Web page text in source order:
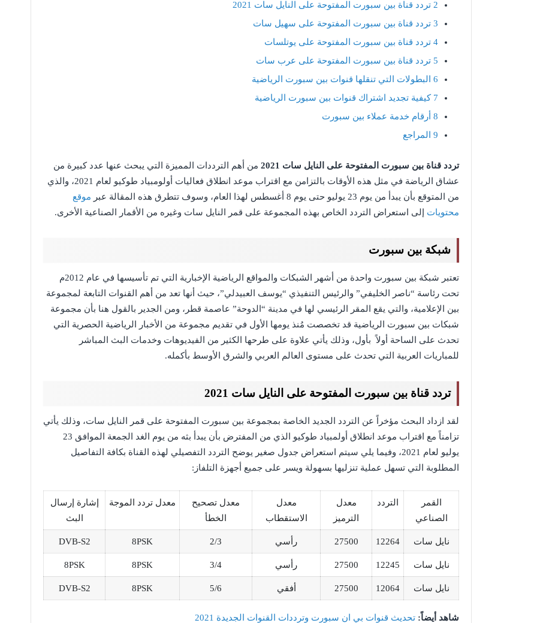
2 تردد قناة بين سبورت المفتوحة على النايل سات 2021
3 تردد قناة بين سبورت المفتوحة على سهيل سات
4 تردد قناة بين سبورت المفتوحة على يوتلسات
5 تردد قناة بين سبورت المفتوحة على عرب سات
6 البطولات التي تنقلها قنوات بين سبورت الرياضية
7 كيفية تجديد اشتراك قنوات بين سبورت الرياضية
8 أرقام خدمة عملاء بين سبورت
9 المراجع
تردد قناة بين سبورت المفتوحة على النايل سات 2021
من أهم الترددات المميزة التي يبحث عنها عدد كبيرة من
عشاق الرياضة في مثل هذه الأوقات بالتزامن مع اقتراب موعد انطلاق فعاليات أولومبياد طوكيو لعام 2021، والذي
من المتوقع بأن يبدأ من يوم 23 يوليو حتى يوم 8 أغسطس لهذا العام، وسوف تتطرق هذه المقالة عبر
موقع
محتويات إلى استعراض التردد الخاص بهذه المجموعة على قمر النايل سات وغيره من الأقمار الصناعية الأخرى.
شبكة بين سبورت
تعتبر شبكة بين سبورت واحدة من أشهر الشبكات والمواقع الرياضية الإخبارية التي تم تأسيسها في عام 2012م
تحت رئاسة “ناصر الخليفي” والرئيس التنفيذي “يوسف العبيدلي”، حيث أنها تعد من أهم القنوات التابعة لمجموعة
بين الإعلامية، والتي يقع المقر الرئيسي لها في مدينة “الدوحة” عاصمة قطر، ومن الجدير بالقول هنا بأن مجموعة
شبكات بين سبورت الرياضية قد تخصصت مُنذ يومها الأول في تقديم مجموعة من الأخبار الرياضية الحصرية التي
تحدث على الساحة أولاً بأول، وذلك يأتي علاوة على طرحها الكثير من الفيديوهات وخدمات البث المباشر
للمباريات العربية التي تحدث على مستوى العالم العربي والشرق الأوسط بأكمله.
تردد قناة بين سبورت المفتوحة على النايل سات 2021
لقد ازداد البحث مؤخراً عن التردد الجديد الخاصة بمجموعة بين سبورت المفتوحة على قمر النايل سات، وذلك يأتي
تزامناً مع اقتراب موعد انطلاق أولمبياد طوكيو الذي من المفترض بأن يبدأ بثه من يوم الغد الجمعة الموافق 23
يوليو لعام 2021، وفيما يلي سيتم استعراض جدول صغير يوضح التردد التفصيلي لهذه القناة بكافة التفاصيل
المطلوبة التي تسهل عملية تنزليها بسهولة ويسر على جميع أجهزة التلفاز:
القمر
الصناعي
التردد
معدل
الترميز
معدل
الاستقطاب
معدل تصحيح
الخطأ
معدل تردد الموجة
إشارة إرسال
البث
نايل سات 12264
27500 رأسي 2/3
8PSK
DVB-S2
نايل سات 12245
27500 رأسي 3/4
8PSK
8PSK
نايل سات 12064
27500 أفقي 5/6
8PSK
DVB-S2
شاهد أيضاً: تحديث قنوات بي ان سبورت وترددات القنوات الجديدة 2021